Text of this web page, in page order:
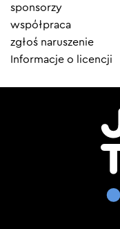
sponsorzy
współpraca
zgłoś naruszenie
Informacje o licencji